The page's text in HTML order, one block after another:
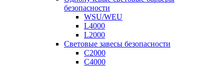
безопасности
WSU/WEU
L4000
L2000
Световые завесы безопасности
C2000
C4000